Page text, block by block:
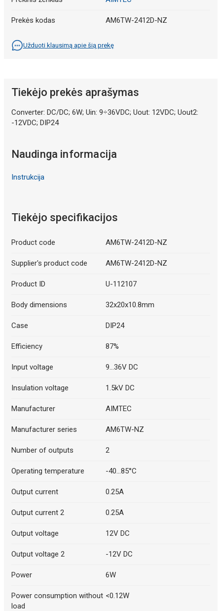
Prekės kodas AM6TW-2412D-NZ
Užduoti klausimą apie šią prekę
Tiekėjo prekės aprašymas
Converter: DC/DC; 6W; Uin: 9÷36VDC; Uout: 12VDC; Uout2:
-12VDC; DIP24
Naudinga informacija
Instrukcija
Tiekėjo specifikacijos
Product code AM6TW-2412D-NZ
Supplier's product code AM6TW-2412D-NZ
Product ID U-112107
Body dimensions 32x20x10.8mm
Case DIP24
Efficiency 87%
Input voltage 9...36V DC
Insulation voltage 1.5kV DC
Manufacturer AIMTEC
Manufacturer series AM6TW-NZ
Number of outputs 2
Operating temperature -40...85°C
Output current 0.25A
Output current 2 0.25A
Output voltage 12V DC
Output voltage 2 -12V DC
Power 6W
Power consumption without
load
<0.12W